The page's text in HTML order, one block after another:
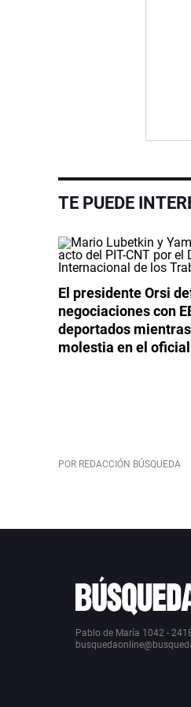
TE PUEDE
El presidente Orsi
negociaciones con
deportados
molestia en el
POR REDACCIÓN BÚSQUEDA
Pablo de María 1042 -